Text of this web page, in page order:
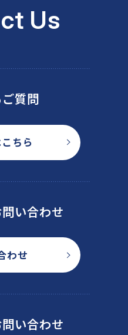
Us
質問
ちら
い合わせ
わせ
い合わせ